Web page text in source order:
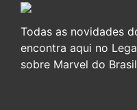
Todas as novidades
encontra aqui no
sobre Marvel do